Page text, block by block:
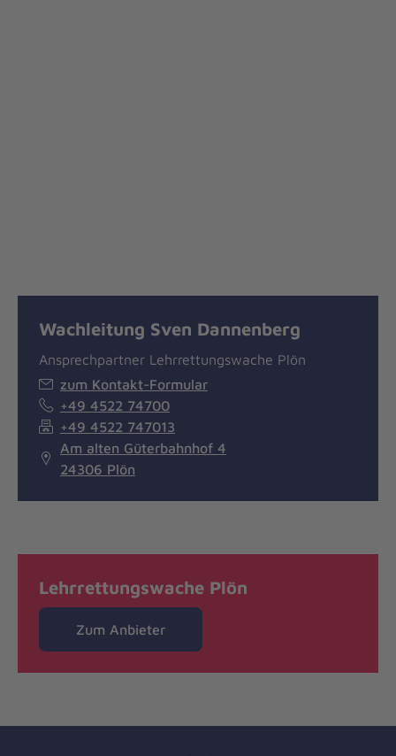
Wachleitung Sven Dannenberg
Ansprechpartner Lehrrettungswache Plön
zum Kontakt-Formular
+49 4522 74700
+49 4522 747013
Am alten Güterbahnhof 4
24306 Plön
Lehrrettungswache Plön
Zum Anbieter